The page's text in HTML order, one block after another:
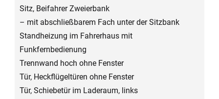
Sitz, Beifahrer Zweierbank
– mit abschließbarem Fach unter der Sitzbank
Standheizung im Fahrerhaus mit
Funkfernbedienung
Trennwand hoch ohne Fenster
Tür, Heckflügeltüren ohne Fenster
Tür, Schiebetür im Laderaum, links